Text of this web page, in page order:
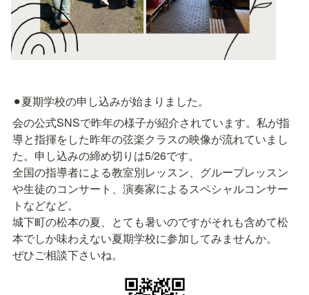
⚫︎夏期学校の申し込みが始まりました。
会の公式SNSで昨年の様子が紹介されています。私が指
導と指揮をした昨年の弦楽クラスの映像が流れていまし
た。申し込みの締め切りは5/26です。
全国の指導者による教室別レッスン、グループレッスン
や生徒のコンサート、演奏家によるスペシャルコンサー
トなどなど。
城下町の松本の夏、とても暑いのですがそれも含めて松
本でしか味わえない夏期学校に参加してみませんか。
ぜひご相談下さいね。